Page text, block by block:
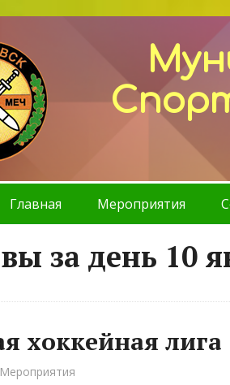
Главная Мероприятия
за день 10
хоккейная лига
Мероприятия